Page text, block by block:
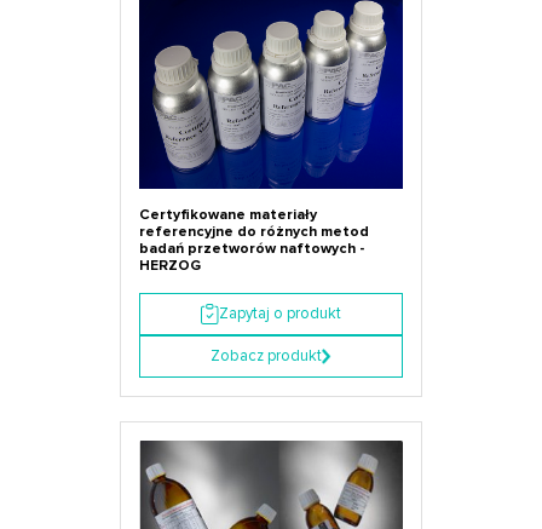
Certyfikowane materiały
referencyjne do różnych metod
badań przetworów naftowych -
HERZOG
Zapytaj o produkt
Zobacz produkt